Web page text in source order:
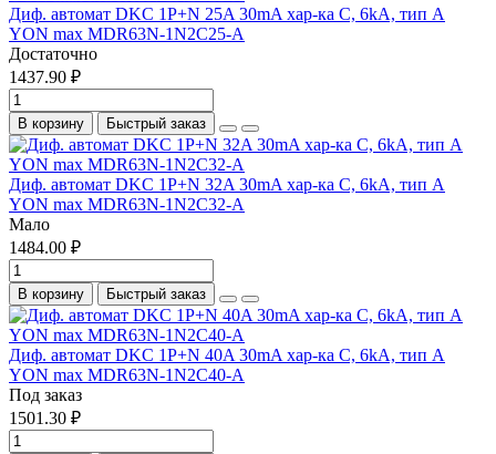
Диф. автомат DKC 1P+N 25A 30mA хар-ка C, 6kA, тип А
YON max MDR63N-1N2C25-A
Достаточно
1437.90 ₽
В корзину Быстрый заказ
Диф. автомат DKC 1P+N 32A 30mA хар-ка C, 6kA, тип А
YON max MDR63N-1N2C32-A
Мало
1484.00 ₽
В корзину Быстрый заказ
Диф. автомат DKC 1P+N 40A 30mA хар-ка C, 6kA, тип А
YON max MDR63N-1N2C40-A
Под заказ
1501.30 ₽